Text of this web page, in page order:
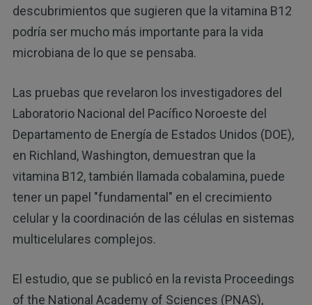
descubrimientos que sugieren que la vitamina B12
podría ser mucho más importante para la vida
microbiana de lo que se pensaba.
Las pruebas que revelaron los investigadores del
Laboratorio Nacional del Pacífico Noroeste del
Departamento de Energía de Estados Unidos (DOE),
en Richland, Washington, demuestran que la
vitamina B12, también llamada cobalamina, puede
tener un papel "fundamental" en el crecimiento
celular y la coordinación de las células en sistemas
multicelulares complejos.
El estudio, que se publicó en la revista Proceedings
of the National Academy of Sciences (PNAS),